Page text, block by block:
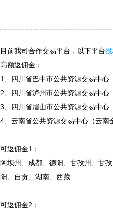
目前我司合作交易平台，以下平台
高额返佣金：
1、四川省巴中市公共资源交易中心
2、四川省泸州市公共资源交易中心
3、四川省眉山市公共资源交易中心
4、云南省公共资源交易中心（云南
可返佣金1：
阿坝州、成都、德阳、甘孜州、甘
阳、自贡、湖南、西藏
可返佣金2：